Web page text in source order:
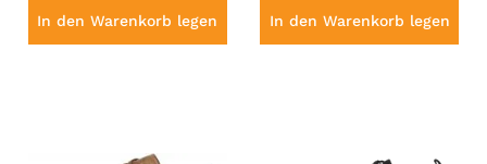
In den Warenkorb legen In den Warenkorb legen